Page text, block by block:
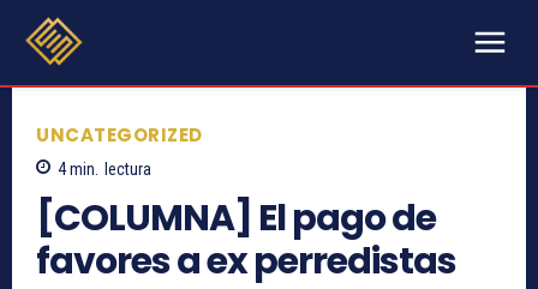
UNCATEGORIZED
4min. lectura
[COLUMNA] El pago de
favores a ex perredistas